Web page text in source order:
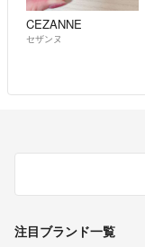
CEZANNE
セザンヌ
注目ブランド一覧